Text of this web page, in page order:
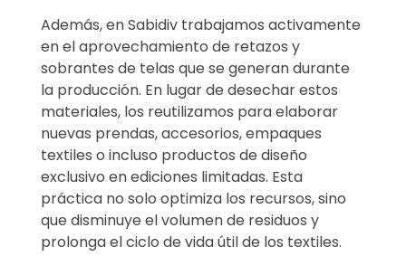
Además, en Sabidiv trabajamos activamente
en el aprovechamiento de retazos y
sobrantes de telas que se generan durante
la producción. En lugar de desechar estos
materiales, los reutilizamos para elaborar
nuevas prendas, accesorios, empaques
textiles o incluso productos de diseño
exclusivo en ediciones limitadas. Esta
práctica no solo optimiza los recursos, sino
que disminuye el volumen de residuos y
prolonga el ciclo de vida útil de los textiles.